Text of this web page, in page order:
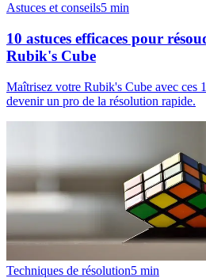
Astuces et conseils5 min
10 astuces efficaces pour
Rubik's Cube
Maîtrisez votre Rubik's Cube avec ces
devenir un pro de la résolution rapide.
Techniques de résolution5 min